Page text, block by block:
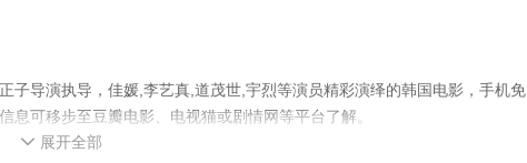
子导演执导，佳媛,李艺真,道茂世,宇烈等演员精彩演绎的韩国电影，手机免
可移步至豆瓣电影、电视猫或剧情网等平台了解。
 展开全部